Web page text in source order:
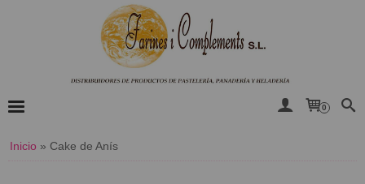
0
Inicio » Cake de Anís